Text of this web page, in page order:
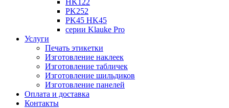
HK122
PK252
PK45 HK45
серии Klauke Pro
Услуги
Печать этикетки
Изготовление наклеек
Изготовление табличек
Изготовление шильдиков
Изготовление панелей
Оплата и доставка
Контакты